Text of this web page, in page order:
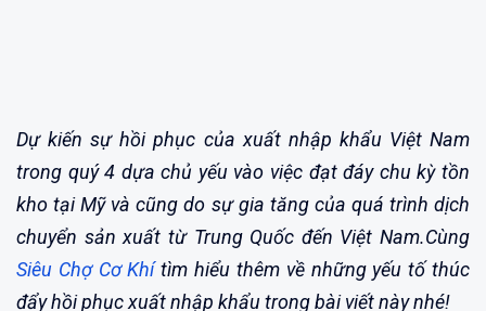
Dự kiến sự hồi phục của xuất nhập khẩu Việt Nam
trong quý 4 dựa chủ yếu vào việc đạt đáy chu kỳ tồn
kho tại Mỹ và cũng do sự gia tăng của quá trình dịch
chuyển sản xuất từ Trung Quốc đến Việt Nam.Cùng
Siêu Chợ Cơ Khítìm hiểu thêm về những yếu tố thúc
đẩy hồi phục xuất nhập khẩu trong bài viết này nhé!